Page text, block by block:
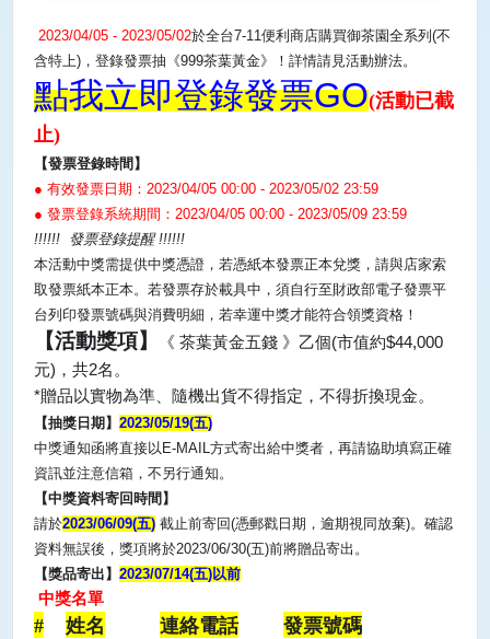
2023/04/05 - 2023/05/02於全台7-11便利商店購買御茶園全系列 (不
含特上)，登錄發票抽《999茶葉黃金》！詳情請見活動辦法。
點我立即登錄發票GO(活動已截
止)
【發票登錄時間】
● 有效發票日期： 2023/04/05 00:00 - 2023/05/02 23:59
● 發票登錄系統期間： 2023/04/05 00:00 - 2023/05/09 23:59
!!!!!! 發票登錄提醒!!!!!!
本活動中獎需提供中獎憑證，若憑紙本發票正本兌獎，請與店家索
取發票紙本正本。若發票存於載具中，須自行至財政部電子發票平
台列印發票號碼與消費明細，若幸運中獎才能符合領獎資格！
【活動獎項】
《 茶葉黃金五錢 》乙個(市值約$44,000
元)，共2名。
*贈品以實物為準、隨機出貨不得指定，不得折換現金。
【抽獎日期】 2023/05/19(五)
中獎通知函將直接以 E-MAIL方式寄出給中獎者，再請協助填寫正確
資訊並注意信箱，不另行通知。
【中獎資料寄回時間】
請於2023/06/09(五) 截止前寄回(憑郵戳日期，逾期視同放棄)。確認
資料無誤後，獎項將於2023/06/30(五)前將贈品寄出。
【獎品寄出】 2023/07/14(五)以前
中獎名單
# 姓名 連絡電話
發票號碼